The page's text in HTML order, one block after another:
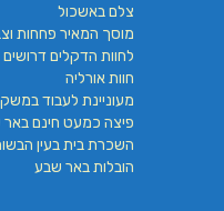
צלם באשכול
מוסך המאיר פחחות
לחוות הדקלים דרושים
חוות אורליה
מעוניינת לעבוד
פיצה כמעט חינם
השכרת בית בעין
הובלות באר שבע